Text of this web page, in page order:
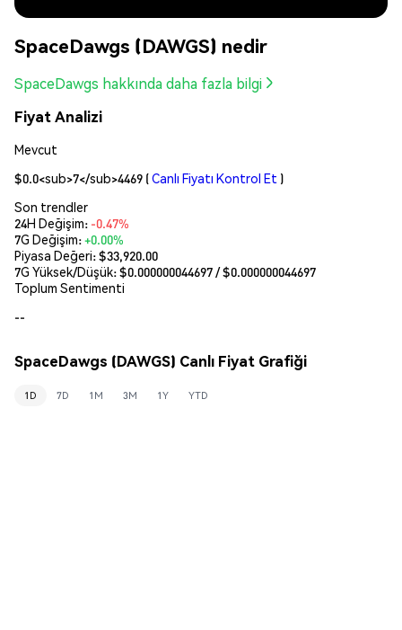
SpaceDawgs (DAWGS) nedir
SpaceDawgs hakkında daha fazla bilgi
Fiyat Analizi
Mevcut
$0.0<sub>7</sub>4469 (Canlı Fiyatı Kontrol Et )
Son trendler
24H Değişim: -0.47%
7G Değişim:+0.00%
Piyasa Değeri:$33,920.00
7G Yüksek/Düşük: $0.000000044697 / $0.000000044697
Toplum Sentimenti
--
SpaceDawgs (DAWGS) Canlı Fiyat Grafiği
1D 7D 1M 3M 1Y YTD